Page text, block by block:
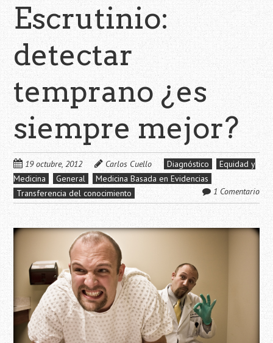
Escrutinio:
detectar
temprano ¿es
siempre mejor?
19 octubre, 2012 Carlos Cuello Diagnóstico
Equidad y
Medicina
General
Medicina Basada en Evidencias
Transferencia del conocimiento
1 Comentario